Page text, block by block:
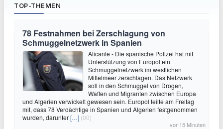
TOP-THEMEN
78 Festnahmen bei Zerschlagung von
Schmuggelnetzwerk in Spanien
Alicante - Die spanische Polizei hat mit
Unterstützung von Europol ein
Schmuggelnetzwerk im westlichen
Mittelmeer zerschlagen. Das Netzwerk
soll in den Schmuggel von Drogen,
Waffen und Migranten zwischen Europa
und Algerien verwickelt gewesen sein. Europol teilte am Freitag
mit, dass 78 Verdächtige in Spanien und Algerien festgenommen
wurden, darunter[…] (00)
vor 15 Minuten